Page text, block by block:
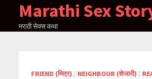
content
Marathi Sex
मराठी सेक्स कथा
FRIEND (मित्र) / NEIGHBOUR (शेजारी) /